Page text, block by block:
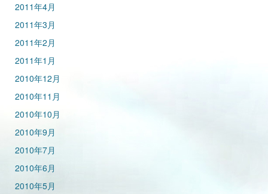
2011年4月
2011年3月
2011年2月
2011年1月
2010年12月
2010年11月
2010年10月
2010年9月
2010年7月
2010年6月
2010年5月